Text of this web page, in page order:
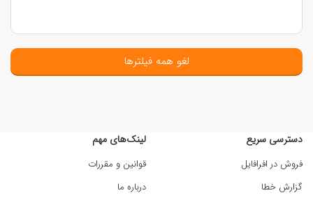
لغو همه فیلترها
دسترسی سریع
فروش در افرافایل
گزارش خطا
لینک‌های مهم
قوانین و مقررات
درباره ما